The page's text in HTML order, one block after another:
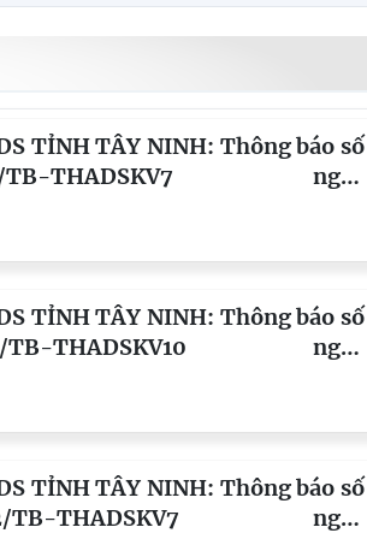
TỈNH TÂY NINH: Thông báo số
TB-THADSKV7 ngày
Mạch Kim Thành, Vương Văn,
TỈNH TÂY NINH: Thông báo số
TB-THADSKV10 ngày
Tô Thị Nga (CHV Trần Thanh
TỈNH TÂY NINH: Thông báo số
TB-THADSKV7 ngày